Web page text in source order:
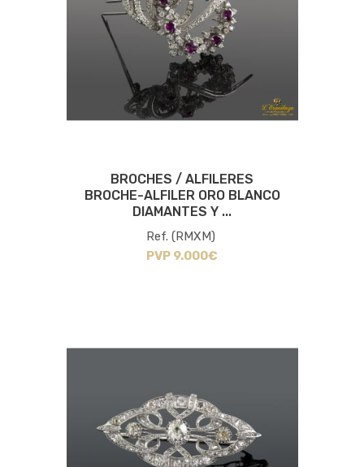
BROCHES / ALFILERES
BROCHE-ALFILER ORO BLANCO
DIAMANTES Y ...
Ref. (RMXM)
PVP 9.000€